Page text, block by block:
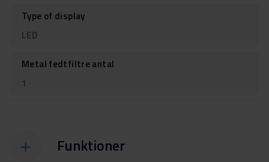
Type of display
LED
Metal fedtfiltre antal
1
Funktioner